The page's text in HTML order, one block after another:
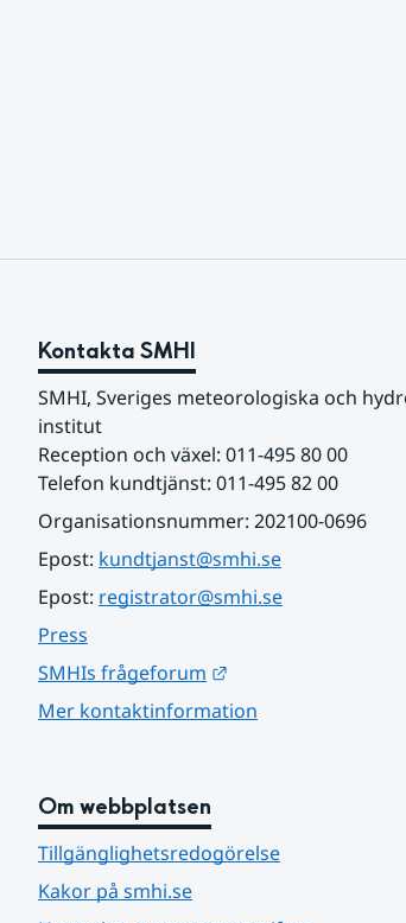
Kontakta SMHI
SMHI, Sveriges meteorologiska och
institut
Reception och växel: 011-495 80 00
Telefon kundtjänst: 011-495 82 00
Organisationsnummer: 202100-0696
Epost: kundtjanst@smhi.se
Epost: registrator@smhi.se
Press
SMHIs frågeforum
Mer kontaktinformation
Om webbplatsen
Tillgänglighetsredogörelse
Kakor på smhi.se